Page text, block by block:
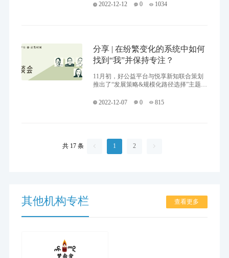
多人感到不自在。 那么，是什么导致了这
2022-12-12 0 1034
分享 | 在纷繁变化的系统中如何
找到“我”并保持专注？
11月初，好公益平台与悦享新知联合策划
推出了“发展策略&规模化路径选择”主题系
大家聊聊不同产品的规模化路径选择和关
开了一场对话。
2022-12-07 0 815
共 17 条  1 2 
其他机构专栏 查看更多